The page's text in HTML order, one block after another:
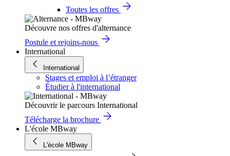
Toutes les offres
Découvre nos offres d'alternance
Postule et rejoins-nous
International
International
Stages et emploi à l’étranger
Étudier à l'international
Découvrir le parcours International
Télécharge la brochure
L'école MBway
L'école MBway